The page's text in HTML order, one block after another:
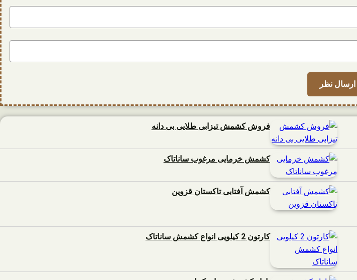
فروش کشمش تیزابی طلایی بی دانه
کشمش خرمایی مرغوب ساناتاک
کشمش آفتابی تاکستان قزوین
کارتون 2 کیلویی انواع کشمش ساناتاک